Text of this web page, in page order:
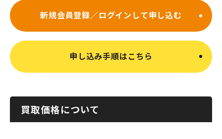
新規会員登録／ログインして申し込む
申し込み手順はこちら
買取価格について